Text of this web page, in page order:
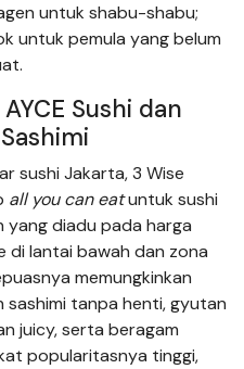
untuk shabu-shabu;
untuk pemula yang belum
Sushi dan
sushi Jakarta, 3 Wise
all you can eatuntuk sushi
yang diadu pada harga
di lantai bawah dan zona
memungkinkan
sashimi tanpa henti, gyutan
juicy, serta beragam
popularitasnya tinggi,